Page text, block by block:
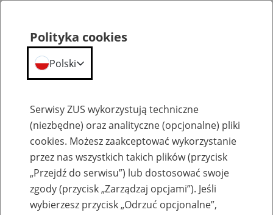
Szkolenia
Polityka cookies
Polski
Serwisy ZUS wykorzystują techniczne
(niezbędne) oraz analityczne (opcjonalne) pliki
cookies. Możesz zaakceptować wykorzystanie
przez nas wszystkich takich plików (przycisk
„Przejdź do serwisu”) lub dostosować swoje
zgody (przycisk „Zarządzaj opcjami”). Jeśli
wybierzesz przycisk „Odrzuć opcjonalne”,